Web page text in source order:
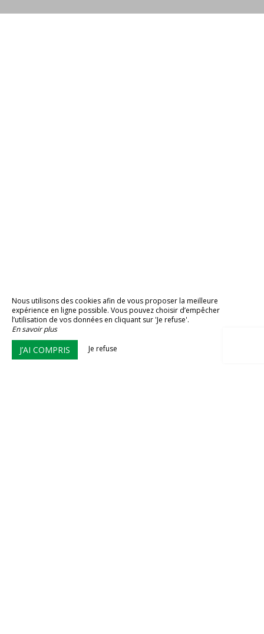
Nous utilisons des cookies afin de vous proposer la meilleure
expérience en ligne possible. Vous pouvez choisir d’empêcher
l’utilisation de vos données en cliquant sur 'Je refuse'.
En savoir plus
J’AI COMPRIS Je refuse